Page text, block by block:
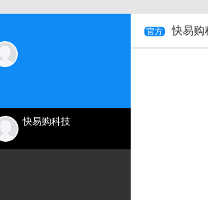
快易购科技
官方 快易购